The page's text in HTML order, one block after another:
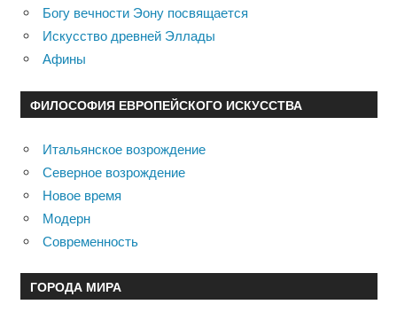
Богу вечности Эону посвящается
Искусство древней Эллады
Афины
ФИЛОСОФИЯ ЕВРОПЕЙСКОГО ИСКУССТВА
Итальянское возрождение
Северное возрождение
Новое время
Модерн
Современность
ГОРОДА МИРА